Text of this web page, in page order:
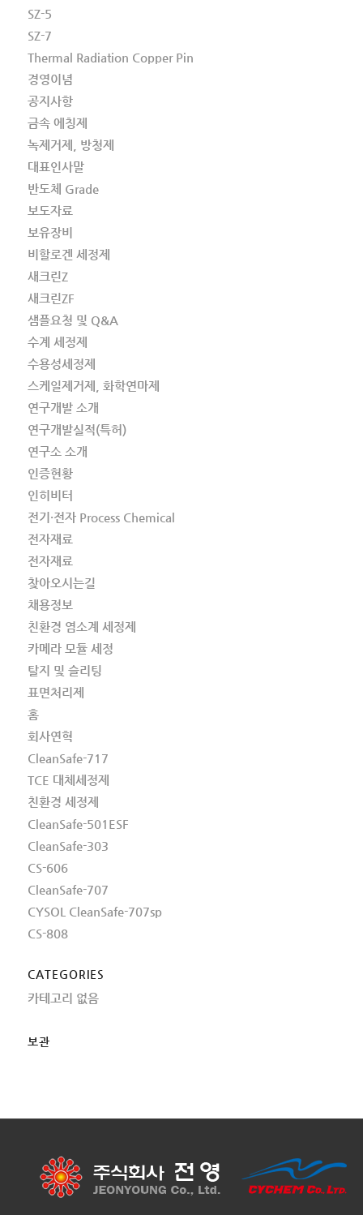
SZ-5
SZ-7
Thermal Radiation Copper Pin
경영이념
공지사항
금속 에칭제
녹제거제, 방청제
대표인사말
반도체 Grade
보도자료
보유장비
비할로겐 세정제
새크린Z
새크린ZF
샘플요청 및 Q&A
수계 세정제
수용성세정제
스케일제거제, 화학연마제
연구개발 소개
연구개발실적(특허)
연구소 소개
인증현황
인히비터
전기·전자 Process Chemical
전자재료
전자재료
찾아오시는길
채용정보
친환경 염소계 세정제
카메라 모듈 세정
탈지 및 슬리팅
표면처리제
홈
회사연혁
CleanSafe-717
TCE 대체세정제
친환경 세정제
CleanSafe-501ESF
CleanSafe-303
CS-606
CleanSafe-707
CYSOL CleanSafe-707sp
CS-808
CATEGORIES
카테고리 없음
보관